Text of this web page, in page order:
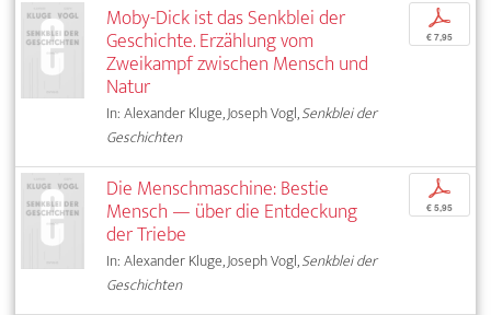
Moby-Dick ist das Senkblei der
Geschichte. Erzählung vom
Zweikampf zwischen Mensch und
Natur
In: Alexander Kluge, Joseph Vogl,Senkblei der
Geschichten
p
€ 7,95
Die Menschmaschine: Bestie
Mensch — über die Entdeckung
der Triebe
In: Alexander Kluge, Joseph Vogl,Senkblei der
Geschichten
p
€ 5,95